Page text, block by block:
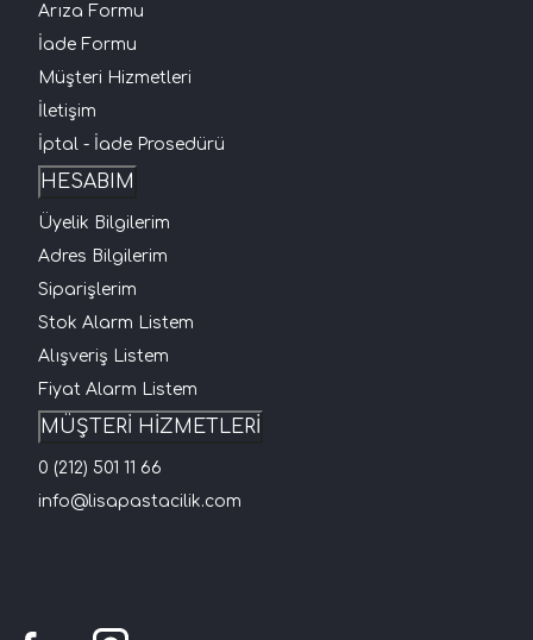
Arıza Formu
İade Formu
Müşteri Hizmetleri
İletişim
İptal - İade Prosedürü
HESABIM
Üyelik Bilgilerim
Adres Bilgilerim
Siparişlerim
Stok Alarm Listem
Alışveriş Listem
Fiyat Alarm Listem
MÜŞTERİ HİZMETLERİ
0 (212) 501 11 66
info@lisapastacilik.com